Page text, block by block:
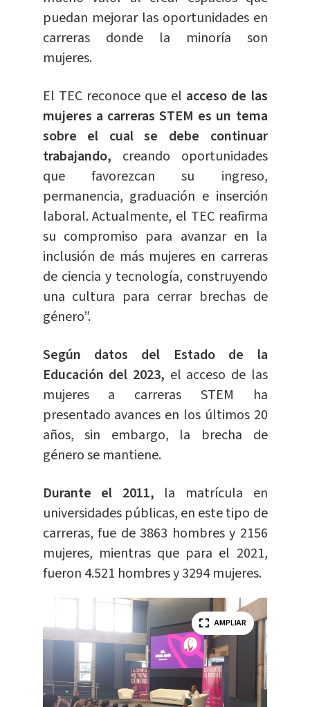
puedan mejorar las oportunidades en
carreras donde la minoría son
mujeres.
El TEC reconoce que el acceso de las
mujeres a carreras STEM es un tema
sobre el cual se debe continuar
trabajando, creando oportunidades
que favorezcan su ingreso,
permanencia, graduación e inserción
laboral. Actualmente, el TEC reafirma
su compromiso para avanzar en la
inclusión de más mujeres en carreras
de ciencia y tecnología, construyendo
una cultura para cerrar brechas de
género”.
Según datos del Estado de la
Educación del 2023, el acceso de las
mujeres a carreras STEM ha
presentado avances en los últimos 20
años, sin embargo, la brecha de
género se mantiene.
Durante el 2011, la matrícula en
universidades públicas, en este tipo de
carreras, fue de 3863 hombres y 2156
mujeres, mientras que para el 2021,
fueron 4.521 hombres y 3294 mujeres.
AMPLIAR